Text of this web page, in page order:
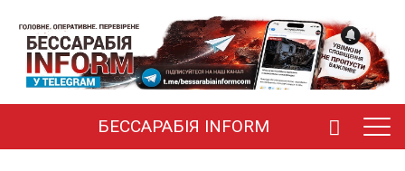
БЕССАРАБІЯ INFORM